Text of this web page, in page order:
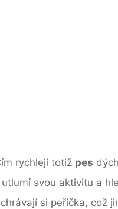
rychleji totiž pes
svou aktivitu a
si peříčka, což